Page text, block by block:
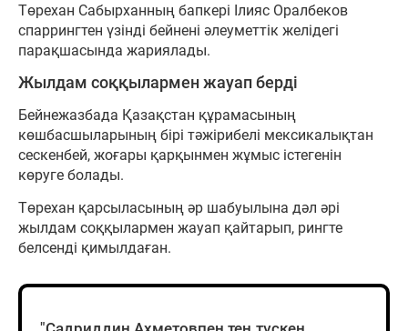
Төрехан Сабырханның бапкері Ілияс Оралбеков
спаррингтен үзінді бейнені әлеуметтік желідегі
парақшасында жариялады.
Жылдам соққылармен жауап берді
Бейнежазбада Қазақстан құрамасының
көшбасшыларының бірі тәжірибелі мексикалықтан
сескенбей, жоғары қарқынмен жұмыс істегенін
көруге болады.
Төрехан қарсыласының әр шабуылына дәл әрі
жылдам соққылармен жауап қайтарып, рингте
белсенді қимылдаған.